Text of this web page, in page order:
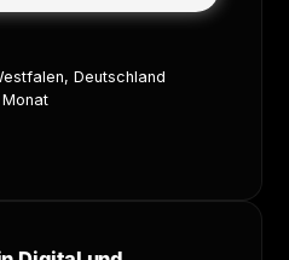
Deutschland